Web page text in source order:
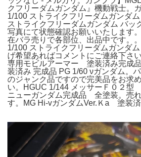
クフリーダムガンダム』機動戦士。
1/100 ストライクフリーダムガンダ
ストライクフリーダムガンダム バッ
写真にて状態確認お願いいたします
在バラ売りで各部位、出品中です。
1/100 ストライクフリーダムガンダ
げ希望あればコメントにご連絡下さ
専用モビルアーマー 塗装済み完成
装済み 完成品 PG 1/60 νガンダム。
のジャンク品ですので完美品をお求
い。HGUC 1/144 メッサーＦ０２型
ニューガンダム完成品 全塗装。売
す。MG Hi-vガンダムVer.Ｋa 塗装